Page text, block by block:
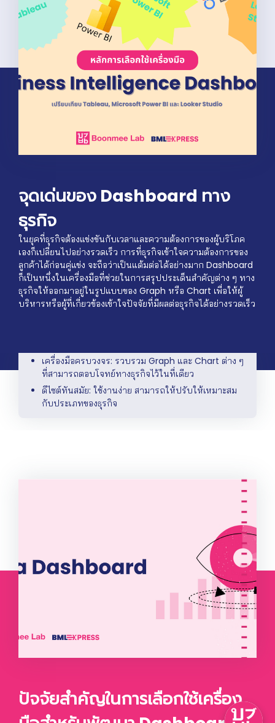
จุดเด่นของ Dashboard ทาง
ธุรกิจ
ในยุคที่ธุรกิจต้องแข่งขันกับเวลาและความต้องการของผู้บริโภค
เองก็เปลี่ยนไปอย่างรวดเร็ว การที่ธุรกิจเข้าใจความต้องการของ
ลูกค้าได้ก่อนคู่แข่ง จะถือว่าเป็นแต้มต่อได้อย่างมาก Dashboard
ก็เป็นหนึ่งในเครื่องมือที่ช่วยในการสรุปประเด็นสำคัญต่าง ๆ ทาง
ธุรกิจให้ออกมาอยู่ในรูปแบบของ Graph หรือ Chart เพื่อให้ผู้
บริหารหรือผู้ที่เกี่ยวข้องเข้าใจปัจจัยที่มีผลต่อธุรกิจได้อย่างรวดเร็ว
เครื่องมือครบวงจร: รวบรวม Graph และ Chart ต่าง ๆ
ที่สามารถตอบโจทย์ทางธุรกิจไว้ในที่เดียว
ดีไซต์ทันสมัย: ใช้งานง่าย สามารถให้ปรับให้เหมาะสม
กับประเภทของธุรกิจ
ปัจจัยสำคัญในการเลือกใช้เครื่อง